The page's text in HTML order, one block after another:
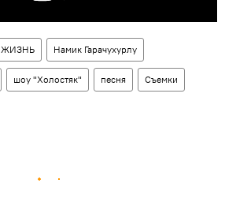
ЖИЗНЬ Намик Гарачухурлу
шоу "Холостяк" песня Съемки